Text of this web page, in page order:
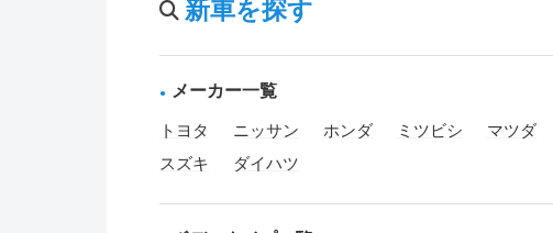
新車を探す
メーカー一覧
トヨタ ニッサン ホンダ ミツビシ マツダ
スズキ
ダイハツ